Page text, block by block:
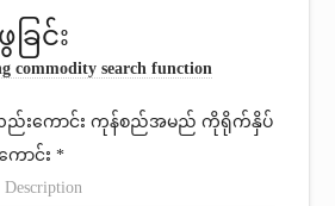
ြင်း
commodity search function
ာ်လည်းကောင်း ကုန်စည်အမည် ကိုရိုက်နှိပ်
ောင်း *
Description